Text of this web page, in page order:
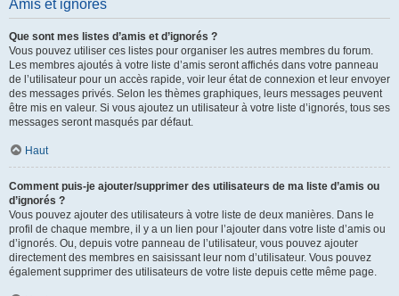
Amis et ignorés
Que sont mes listes d’amis et d’ignorés ?
Vous pouvez utiliser ces listes pour organiser les autres membres du forum.
Les membres ajoutés à votre liste d’amis seront affichés dans votre panneau
de l’utilisateur pour un accès rapide, voir leur état de connexion et leur envoyer
des messages privés. Selon les thèmes graphiques, leurs messages peuvent
être mis en valeur. Si vous ajoutez un utilisateur à votre liste d’ignorés, tous ses
messages seront masqués par défaut.
Haut
Comment puis-je ajouter/supprimer des utilisateurs de ma liste d’amis ou
d’ignorés ?
Vous pouvez ajouter des utilisateurs à votre liste de deux manières. Dans le
profil de chaque membre, il y a un lien pour l’ajouter dans votre liste d’amis ou
d’ignorés. Ou, depuis votre panneau de l’utilisateur, vous pouvez ajouter
directement des membres en saisissant leur nom d’utilisateur. Vous pouvez
également supprimer des utilisateurs de votre liste depuis cette même page.